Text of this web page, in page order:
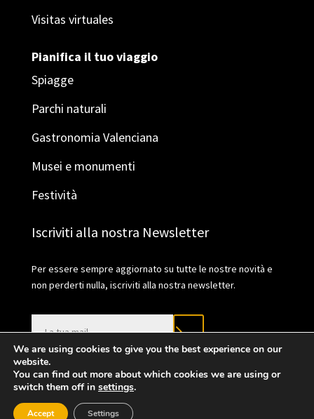
Visitas virtuales
Pianifica il tuo viaggio
Spiagge
Parchi naturali
Gastronomia Valenciana
Musei e monumenti
Festività
Iscriviti alla nostra Newsletter
Per essere sempre aggiornato su tutte le nostre novità e
non perderti nulla, iscriviti alla nostra newsletter.
2021 © València Turisme |
We are using cookies to give you the best experience on our
website.
You can find out more about which cookies we are using or
switch them off in settings.
Accept Settings